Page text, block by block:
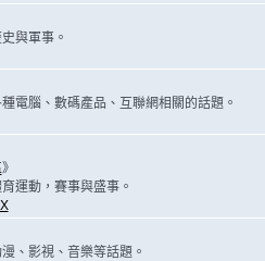
與軍事。
電腦、數碼產品、互聯網相關的話題。
》
運動，賽事與盛事。
、影視、音樂等話題。